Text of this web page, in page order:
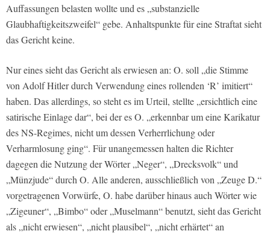
Auffassungen belasten wollte und es „substanzielle
Glaubhaftigkeitszweifel“ gebe. Anhaltspunkte für eine Straftat sieht
das Gericht keine.
Nur eines sieht das Gericht als erwiesen an: O. soll „die Stimme
von Adolf Hitler durch Verwendung eines rollenden ‘R’ imitiert“
haben. Das allerdings, so steht es im Urteil, stellte „ersichtlich eine
satirische Einlage dar“, bei der es O. „erkennbar um eine Karikatur
des NS-Regimes, nicht um dessen Verherrlichung oder
Verharmlosung ging“. Für unangemessen halten die Richter
dagegen die Nutzung der Wörter „Neger“, „Drecksvolk“ und
„Münzjude“ durch O. Alle anderen, ausschließlich von „Zeuge D.“
vorgetragenen Vorwürfe, O. habe darüber hinaus auch Wörter wie
„Zigeuner“, „Bimbo“ oder „Muselmann“ benutzt, sieht das Gericht
als „nicht erwiesen“, „nicht plausibel“, „nicht erhärtet“ an